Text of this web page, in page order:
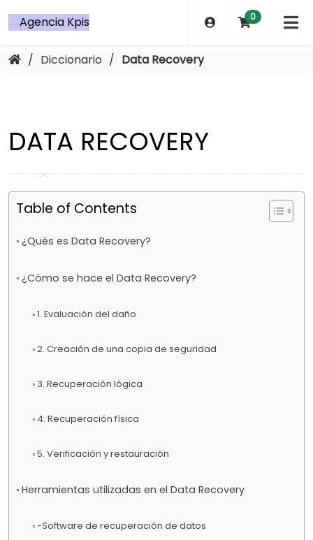
al
0
/ Diccionario / Data Recovery
DATA RECOVERY
Table of Contents
¿Qués es Data Recovery?
¿Cómo se hace el Data Recovery?
1. Evaluación del daño
2. Creación de una copia de seguridad
3. Recuperación lógica
4. Recuperación física
5. Verificación y restauración
Herramientas utilizadas en el Data Recovery
-Software de recuperación de datos